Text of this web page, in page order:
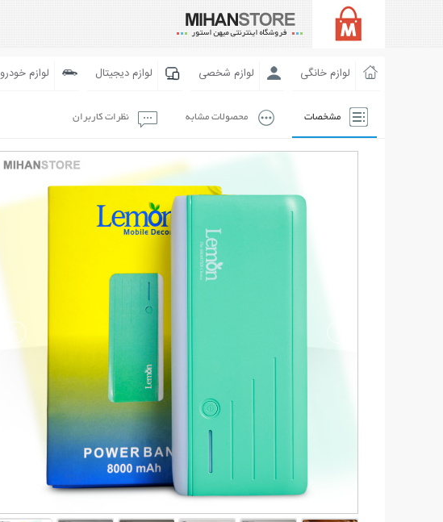
لوازم خانگی لوازم شخصی لوازم دیجیتال لوازم خودرو
مشخصات محصولات مشابه نظرات کاربران